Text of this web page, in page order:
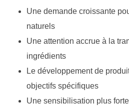
Une demande croissante
naturels
Une attention accrue à la
ingrédients
Le développement de
objectifs spécifiques
Une sensibilisation plus